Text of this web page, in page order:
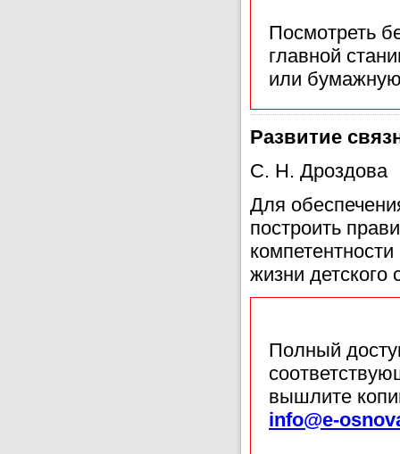
Посмотреть
главной
или
Развитие
С. Н. Дроздова
Для
построить
жизни детского
Полный
вышлите
info@e-